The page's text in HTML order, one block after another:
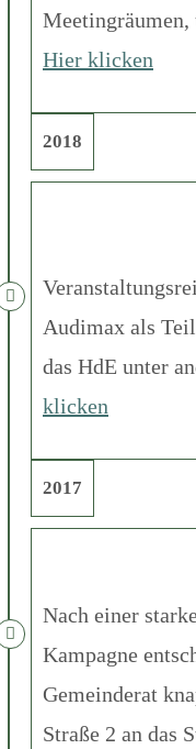
Meetingräumen,
Hier klicken
Audimax als
das HdE unter
klicken
2018
Nach einer
Kampagne
Gemeinderat
Straße 2 an das
2017